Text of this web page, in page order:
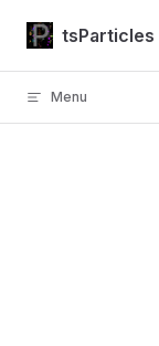
Skip to content
tsParticles
Menu